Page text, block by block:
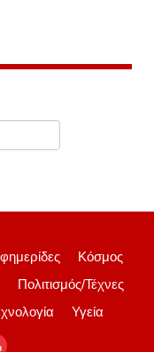
Κόσμος
Πολιτισμός/Τέχνες
Υγεία